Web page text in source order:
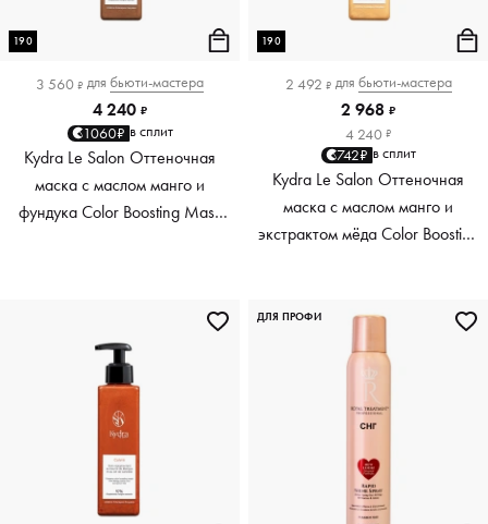
190
3 560 ₽ для бьюти-мастера
4 240 ₽
1060₽ в сплит
Kydra Le Salon Оттеночная
маска с маслом манго и
фундука Color Boosting Mask
190
2 492 ₽ для бьюти-мастера
2 968 ₽
4 240 ₽
742₽ в сплит
Kydra Le Salon Оттеночная
маска с маслом манго и
экстрактом мёда Color Boosting
ДЛЯ ПРОФИ